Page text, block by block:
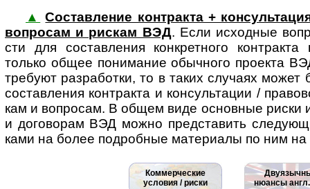
▲
Составление контракта +
воп­ро­сам и рис­кам ВЭД. Если ис­ход­ные
сти для состав­ле­ния кон­к­рет­ного
только общее пони­ма­ние обыч­ного про­е­кта
тре­буют раз­ра­бо­тки, то в таких слу­чаях может
сос­тав­ле­ния кон­т­ра­кта и кон­суль­та­ции /
кам и воп­ро­сам. В об­щем виде основ­ные риски
и дого­во­рам ВЭД можно пред­ста­вить
ками на более под­роб­ные мате­ри­алы по ним на
Коммерческие
условия / риски
нюансы